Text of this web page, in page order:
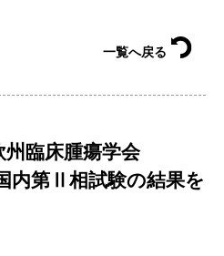
一覧へ戻る
州臨床腫瘍学会
内第Ⅱ相試験の結果を